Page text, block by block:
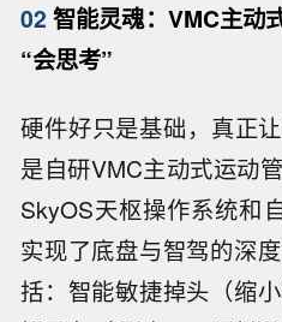
02 智能灵魂：VMC主动
“会思考”
硬件好只是基础，真正
是自研VMC主动式运动
SkyOS天枢操作系统和
实现了底盘与智驾的深
括：智能敏捷掉头（缩